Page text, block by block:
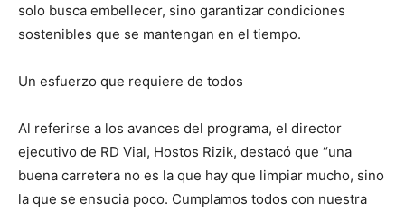
solo busca embellecer, sino garantizar condiciones
sostenibles que se mantengan en el tiempo.
Un esfuerzo que requiere de todos
Al referirse a los avances del programa, el director
ejecutivo de RD Vial, Hostos Rizik, destacó que “una
buena carretera no es la que hay que limpiar mucho, sino
la que se ensucia poco. Cumplamos todos con nuestra